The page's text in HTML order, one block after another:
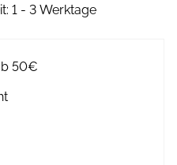
1 - 3 Werktage
50€